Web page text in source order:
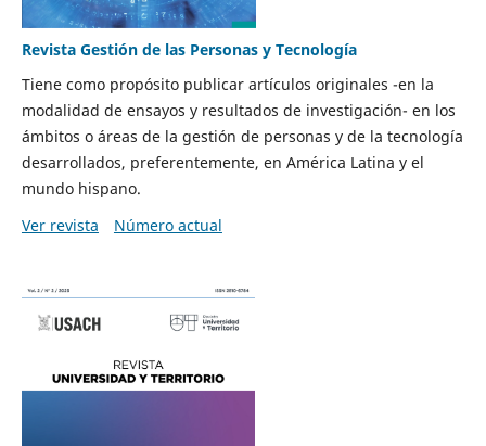
Revista Gestión de las Personas y Tecnología
Tiene como propósito publicar artículos originales -en la
modalidad de ensayos y resultados de investigación- en los
ámbitos o áreas de la gestión de personas y de la tecnología
desarrollados, preferentemente, en América Latina y el
mundo hispano.
Ver revista
Número actual